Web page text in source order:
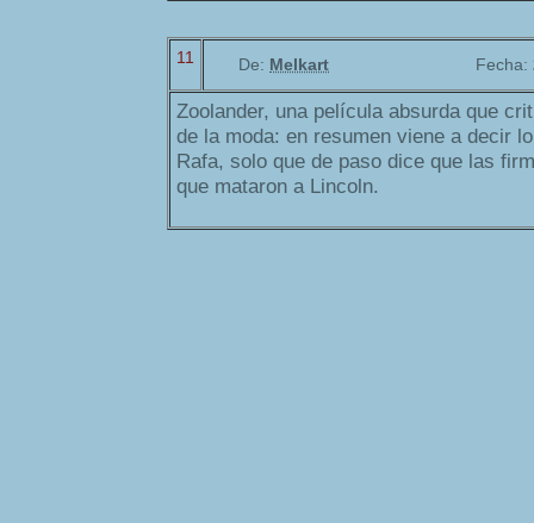
11 De: Melkart Fecha:
Zoolander, una película absurda que
de la moda: en resumen viene a decir
Rafa, solo que de paso dice que las
que mataron a Lincoln.